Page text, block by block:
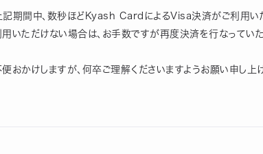
期間中、数秒ほどKyash CardによるVisa決済がご利用い
用いただけない場合は、お手数ですが再度決済を行なっていた
便おかけしますが、何卒ご理解くださいますようお願い申し上げ